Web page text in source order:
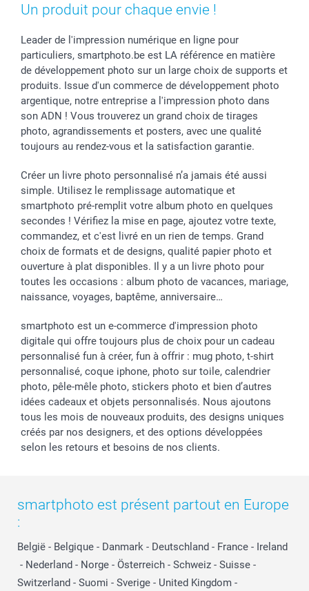
Droit de rétractation
Un produit pour chaque envie !
Leader de l'impression numérique en ligne pour
particuliers, smartphoto.be est LA référence en matière
de développement photo sur un large choix de supports et
produits. Issue d'un commerce de développement photo
argentique, notre entreprise a l'impression photo dans
son ADN ! Vous trouverez un grand choix de tirages
photo, agrandissements et posters, avec une qualité
toujours au rendez-vous et la satisfaction garantie.
Créer un livre photo personnalisé n’a jamais été aussi
simple. Utilisez le remplissage automatique et
smartphoto pré-remplit votre album photo en quelques
secondes ! Vérifiez la mise en page, ajoutez votre texte,
commandez, et c'est livré en un rien de temps. Grand
choix de formats et de designs, qualité papier photo et
ouverture à plat disponibles. Il y a un livre photo pour
toutes les occasions : album photo de vacances, mariage,
naissance, voyages, baptême, anniversaire…
smartphoto est un e-commerce d'impression photo
digitale qui offre toujours plus de choix pour un cadeau
personnalisé fun à créer, fun à offrir : mug photo, t-shirt
personnalisé, coque iphone, photo sur toile, calendrier
photo, pêle-mêle photo, stickers photo et bien d’autres
idées cadeaux et objets personnalisés. Nous ajoutons
tous les mois de nouveaux produits, des designs uniques
créés par nos designers, et des options développées
selon les retours et besoins de nos clients.
smartphoto est présent partout en Europe
:
België - Belgique - Danmark - Deutschland - France - Ireland
- Nederland - Norge - Österreich - Schweiz - Suisse -
Switzerland - Suomi - Sverige - United Kingdom -